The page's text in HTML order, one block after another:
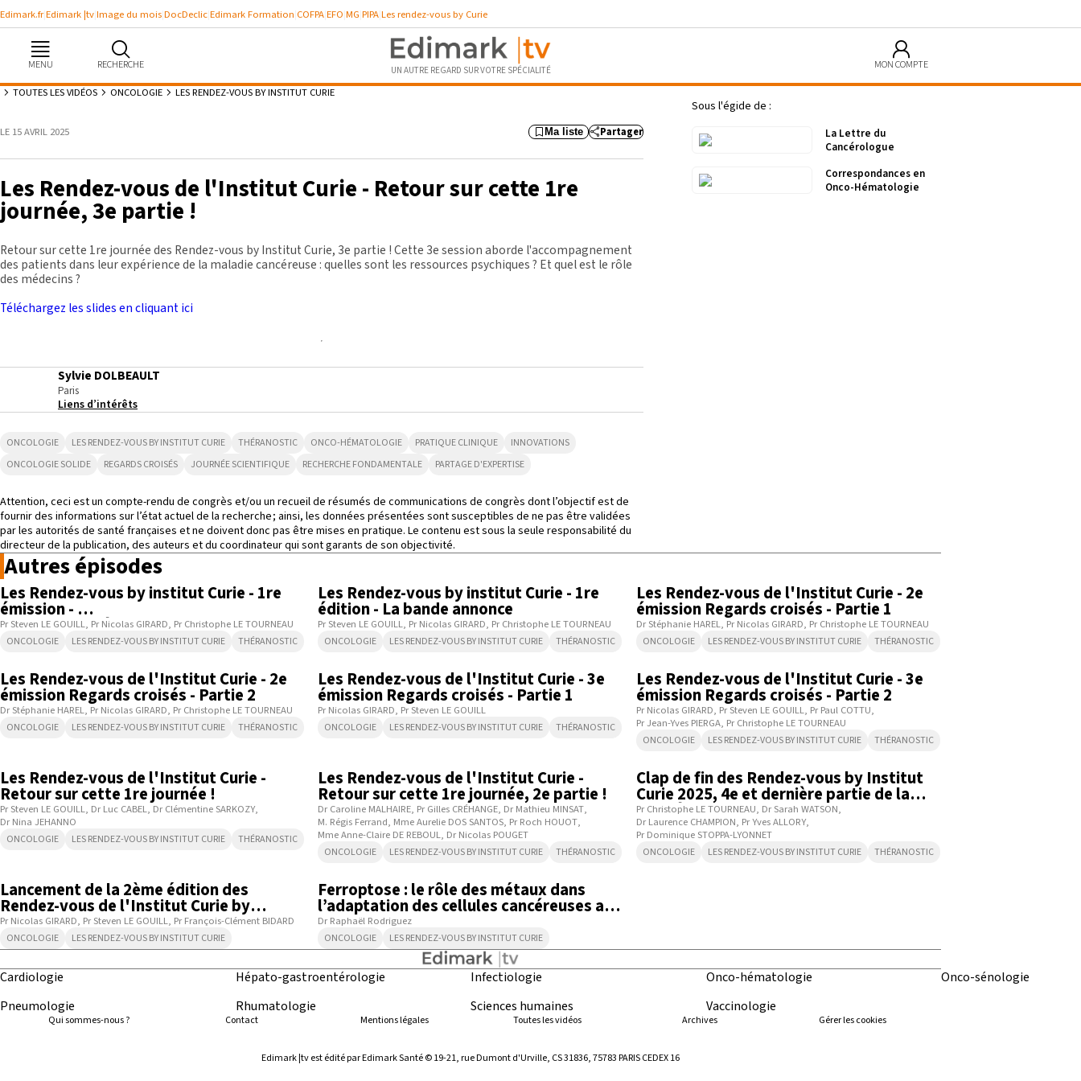
Edimark.frEdimark |tvImage du moisDocDeclicEdimark Formation COFPAEFO MG PIPALes rendez-vous by Curie
MENU RECHERCHE UN AUTRE REGARD SUR VOTRE SPÉCIALITÉ MON COMPTE
Identifiant ou mot de passe oublié
Besoin d'aide ?
TOUTES LES VIDÉOS ONCOLOGIE LES RENDEZ-VOUS BY INSTITUT CURIE
46:18
LE 15 AVRIL 2025 Ma liste Partager
Les Rendez-vous de l'Institut Curie - Retour sur cette 1re
journée, 3e partie !
Retour sur cette 1re journée des Rendez-vous by Institut Curie, 3e partie ! Cette 3e session aborde l'accompagnement
des patients dans leur expérience de la maladie cancéreuse : quelles sont les ressources psychiques ? Et quel est le rôle
des médecins ?
Téléchargez les slides en cliquant ici
Sous l'égide de :
La Lettre du
Cancérologue
Correspondances en
Onco-Hématologie
Sylvie DOLBEAULT
Paris
Liens d’intérêts
ONCOLOGIE LES RENDEZ-VOUS BY INSTITUT CURIE THÉRANOSTIC ONCO-HÉMATOLOGIE PRATIQUE CLINIQUE
INNOVATIONS
ONCOLOGIE SOLIDE
REGARDS CROISÉS JOURNÉE SCIENTIFIQUE RECHERCHE FONDAMENTALE PARTAGE D'EXPERTISE
Attention, ceci est un compte-rendu de congrès et/ou un recueil de résumés de communications de congrès dont l’objectif est de
fournir des informations sur l’état actuel de la recherche ; ainsi, les données présentées sont susceptibles de ne pas être validées
par les autorités de santé françaises et ne doivent donc pas être mises en pratique. Le contenu est sous la seule responsabilité du
directeur de la publication, des auteurs et du coordinateur qui sont garants de son objectivité.
Autres épisodes
Les Rendez-vous by institut Curie - 1re
émission -
Regards croisés
Pr Steven LE GOUILL Pr Nicolas GIRARD Pr Christophe LE TOURNEAU
ONCOLOGIE LES RENDEZ-VOUS BY INSTITUT CURIE THÉRANOSTIC
Les Rendez-vous by institut Curie - 1re
édition - La bande annonce
Pr Steven LE GOUILL Pr Nicolas GIRARD Pr Christophe LE TOURNEAU
ONCOLOGIE LES RENDEZ-VOUS BY INSTITUT CURIE THÉRANOSTIC
Les Rendez-vous de l'Institut Curie - 2e
émission Regards croisés - Partie 1
Dr Stéphanie HAREL Pr Nicolas GIRARD Pr Christophe LE TOURNEAU
ONCOLOGIE LES RENDEZ-VOUS BY INSTITUT CURIE THÉRANOSTIC
14:22
Les Rendez-vous de l'Institut Curie - 2e
émission Regards croisés - Partie 2
Dr Stéphanie HAREL Pr Nicolas GIRARD Pr Christophe LE TOURNEAU
ONCOLOGIE LES RENDEZ-VOUS BY INSTITUT CURIE THÉRANOSTIC
16:21
Les Rendez-vous de l'Institut Curie - 3e
émission Regards croisés - Partie 1
Pr Nicolas GIRARD Pr Steven LE GOUILL
ONCOLOGIE LES RENDEZ-VOUS BY INSTITUT CURIE THÉRANOSTIC
19:06
Les Rendez-vous de l'Institut Curie - 3e
émission Regards croisés - Partie 2
Pr Nicolas GIRARD Pr Steven LE GOUILL Pr Paul COTTU
Pr Jean-Yves PIERGA Pr Christophe LE TOURNEAU
ONCOLOGIE LES RENDEZ-VOUS BY INSTITUT CURIE THÉRANOSTIC
Les Rendez-vous de l'Institut Curie -
Retour sur cette 1re journée !
Pr Steven LE GOUILL Dr Luc CABEL Dr Clémentine SARKOZY
Dr Nina JEHANNO
ONCOLOGIE LES RENDEZ-VOUS BY INSTITUT CURIE THÉRANOSTIC
Les Rendez-vous de l'Institut Curie -
Retour sur cette 1re journée, 2e partie !
Dr Caroline MALHAIRE Pr Gilles CRÉHANGE Dr Mathieu MINSAT
M. Régis Ferrand Mme Aurelie DOS SANTOS Pr Roch HOUOT
Mme Anne-Claire DE REBOUL Dr Nicolas POUGET
ONCOLOGIE LES RENDEZ-VOUS BY INSTITUT CURIE THÉRANOSTIC
1:10:51
Clap de fin des Rendez-vous by Institut
Curie 2025, 4e et dernière partie de la
journée scientifique - 7 mars 2025
Pr Christophe LE TOURNEAU Dr Sarah WATSON
Dr Laurence CHAMPION Pr Yves ALLORY
Pr Dominique STOPPA-LYONNET
ONCOLOGIE LES RENDEZ-VOUS BY INSTITUT CURIE THÉRANOSTIC
Lancement de la 2ème édition des
Rendez-vous de l'Institut Curie by
Edimark !
Pr Nicolas GIRARD Pr Steven LE GOUILL Pr François-Clément BIDARD
ONCOLOGIE LES RENDEZ-VOUS BY INSTITUT CURIE
9:22
Ferroptose : le rôle des métaux dans
l’adaptation des cellules cancéreuses aux
changements environnementaux
Dr Raphaël Rodriguez
ONCOLOGIE LES RENDEZ-VOUS BY INSTITUT CURIE
Cardiologie Hépato-gastroentérologie Infectiologie Onco-hématologie
Onco-sénologie
Pneumologie
Rhumatologie Sciences humaines Vaccinologie
Qui sommes-nous ? Contact Mentions légales Toutes les vidéos Archives Gérer les cookies
Edimark |tv est édité par Edimark Santé © 19-21, rue Dumont d'Urville, CS 31836, 75783 PARIS CEDEX 16